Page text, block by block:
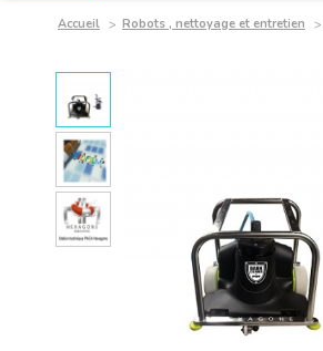
Accueil Robots , nettoyage et entretien